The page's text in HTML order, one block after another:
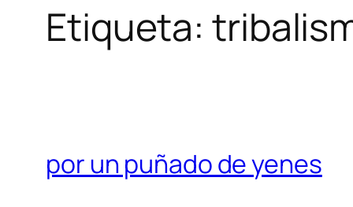
Etiqueta:
por un puñado de yenes